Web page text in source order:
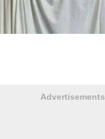
Advertisements